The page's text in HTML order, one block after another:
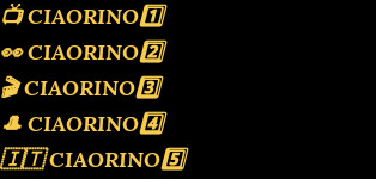
📺 CIAORINO1️⃣
👀 CIAORINO2️⃣
🎬 CIAORINO3️⃣
🎩 CIAORINO4️⃣
🇮🇹 CIAORINO5️⃣